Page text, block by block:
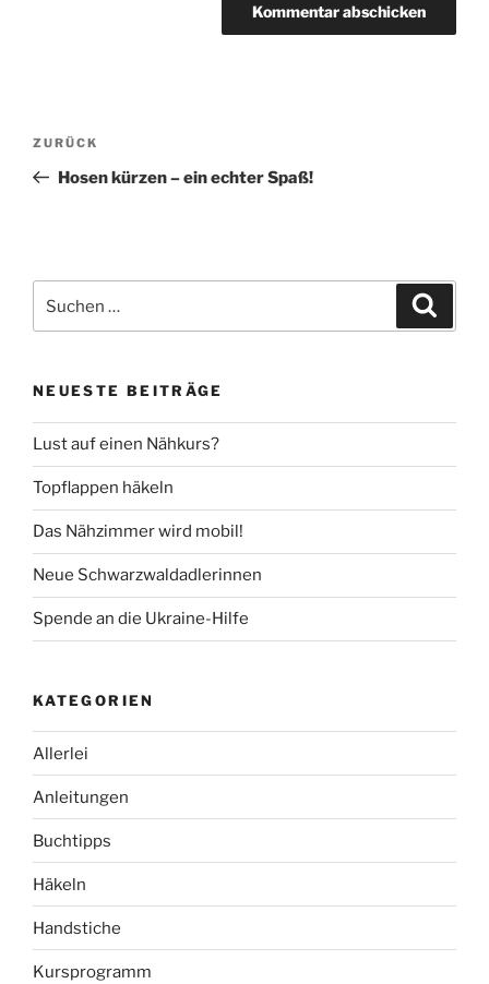
Beitragsnavigation
Vorheriger
Beitrag
ZURÜCK
Hosen kürzen – ein echter Spaß!
nach:
NEUESTE BEITRÄGE
Lust auf einen Nähkurs?
Topflappen häkeln
Das Nähzimmer wird mobil!
Neue Schwarzwaldadlerinnen
Spende an die Ukraine-Hilfe
KATEGORIEN
Allerlei
Anleitungen
Buchtipps
Häkeln
Handstiche
Kursprogramm